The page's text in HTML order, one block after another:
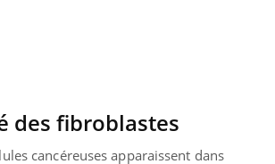
des fibroblastes
cancéreuses apparaissent dans